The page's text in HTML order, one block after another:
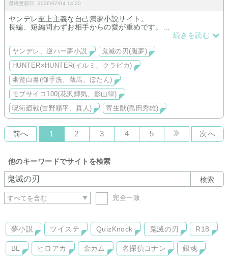
最終更新日: 2026/07/04 14:20
ヤンデレ至上主義な自己満夢小説サイト。
長編、短編問わずお相手からの愛が重めです。
鬼滅：下弦の壱と鬼の少女で人間時代から成るメリーバッドな
相思相愛。(魘夢落ち)
狩人：イルミ許嫁の訳あり少女。イルミに愛されクラピカに想
われる。(イルミ、クラピカ寄り)
幽白：図書館通いの彼女の秘密。(原作終了後軸/御手洗寄り/サ
ブで蔵馬、ぼたん)
【限定公開中】
呪術：順平とエミュ系女子の恋愛ごっこ。エミュ系女子は真人
の○○。(救済/順平、真人寄り)
※読者登録した方限定でお試し公開。その内鍵有りで全体公開
予定。
【連載予定】
携帯獣：コルサさんの姪で異食症の少女。(ペパー、スグリ寄
り)
基本ローペース更新。気長にお付き合い下されば幸いです。
続きを読む
ヤンデレ、逆ハー夢小説
鬼滅の刃(魘夢)
HUNTER×HUNTER(イルミ、クラピカ)
幽遊白書(御手洗、蔵馬、ぼたん)
モブサイコ100(花沢輝気、影山律)
呪術廻戦(吉野順平、真人)
寄生獣(島田秀雄)
前へ 1 2 3 4 5 次へ
他のキーワードでサイトを検索
検索
完全一致
夢小説 ツイステ QuizKnock 鬼滅の刃 R18
BL ヒロアカ 金カム 名探偵コナン 銀魂